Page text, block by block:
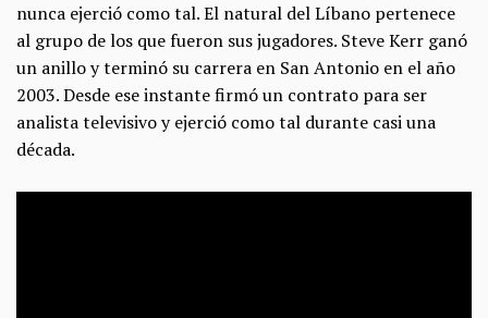
nunca ejerció como tal. El natural del Líbano pertenece
al grupo de los que fueron sus jugadores. Steve Kerr ganó
un anillo y terminó su carrera en San Antonio en el año
2003. Desde ese instante firmó un contrato para ser
analista televisivo y ejerció como tal durante casi una
década.